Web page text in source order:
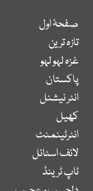
صفحۂ اول
تازہ ترین
غزہ لہو لہو
پاکستان
انٹر نیشنل
کھیل
انٹرٹینمنٹ
لائف اسٹائل
ٹاپ ٹرینڈ